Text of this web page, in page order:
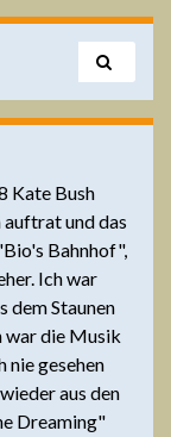
Kate Bush
auftrat und das
Bahnhof",
Ich war
dem Staunen
war die Musik
nie gesehen
aus den
Dreaming"